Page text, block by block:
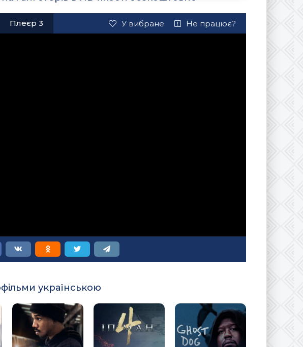
Плеєр 3 У вибране Не працює?
українською